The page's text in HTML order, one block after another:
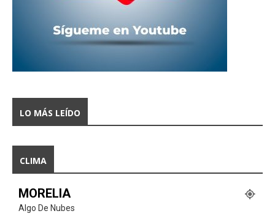
LO MÁS LEÍDO
CLIMA
MORELIA
Algo De Nubes